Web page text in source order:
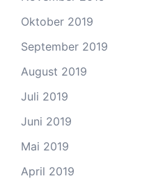
Oktober 2019
September 2019
August 2019
Juli 2019
Juni 2019
Mai 2019
April 2019